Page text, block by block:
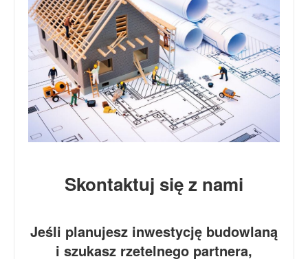
Skontaktuj się z nami
Jeśli planujesz inwestycję budowlaną
i szukasz rzetelnego partnera,